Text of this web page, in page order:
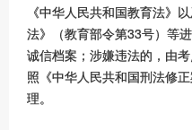
《中华人民共和国教育法》
法》（教育部令第33号）等
诚信档案；涉嫌违法的，由
照《中华人民共和国刑法修
理。